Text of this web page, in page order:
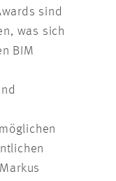
sind
was sich
BIM